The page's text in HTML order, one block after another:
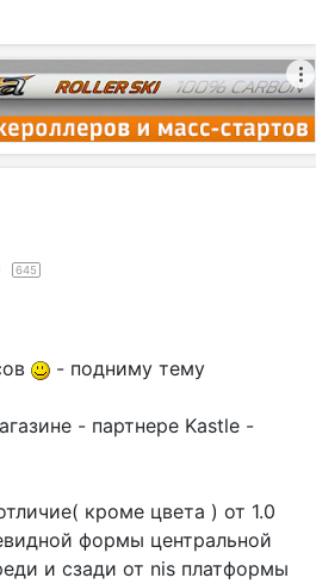
645
- подниму тему
- партнере Kastle -
кроме цвета ) от 1.0
формы центральной
и сзади от nis платформы